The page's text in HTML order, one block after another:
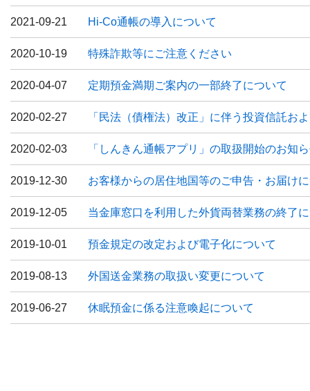
2021-09-21 Hi-Co通帳の導入について
2020-10-19 特殊詐欺等にご注意ください
2020-04-07 定期預金満期ご案内の一部終了について
2020-02-27 「民法（債権法）改正」に伴う投資信託お
2020-02-03 「しんきん通帳アプリ」の取扱開始のお知
2019-12-30 お客様からの居住地国等のご申告・お届け
2019-12-05 当金庫窓口を利用した外貨両替業務の終了
2019-10-01 預金規定の改定および電子化について
2019-08-13 外国送金業務の取扱い変更について
2019-06-27 休眠預金に係る注意喚起について